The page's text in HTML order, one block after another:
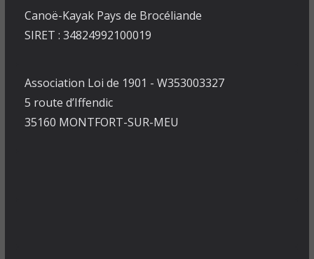
Canoë-Kayak Pays de Brocéliande
SIRET : 34824992100019
Association Loi de 1901 - W353003327
5 route d’Iffendic
35160 MONTFORT-SUR-MEU